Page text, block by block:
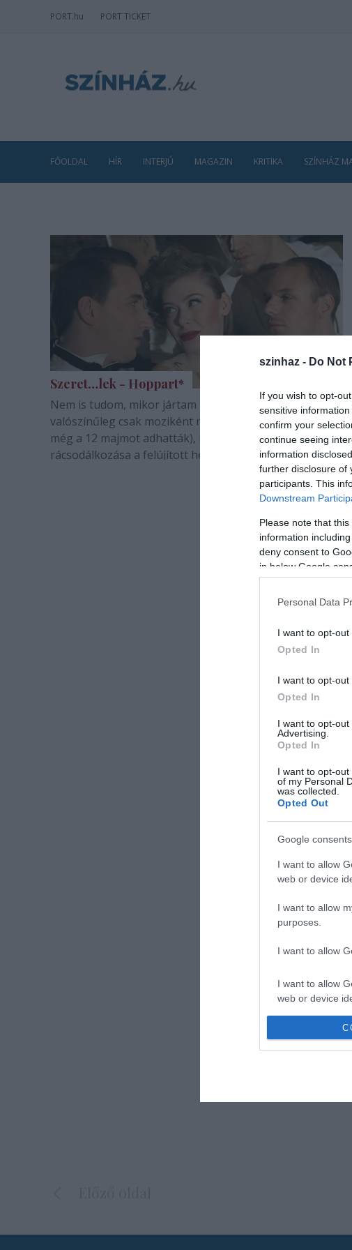
szinhaz - Do Not
If you wish to opt-
sensitive
confirm your
continue seeing
information
further disclosure of
participants. This
Downstream
Please note that
information
deny consent to
in below Google
Personal Data
I want to opt-
Opted In
I want to opt-
Opted In
I want to opt-
Advertising.
Opted In
I want to opt-
of my Personal
was collected.
Opted Out
Google consents
I want to allow
web or device
I want to allow
purposes.
I want to allow
I want to allow
web or device
I want to allow
or app.
I want to allow
I want to allow
PORT.hu PORT TICKET
FŐOLDAL HÍR INTERJÚ MAGAZIN KRITIKA SZÍNHÁZ
Szeret…lek - Hoppart*
Nem is tudom, mikor jártam utoljára az akkor még
valószínűleg csak moziként működő Szikrában (de kb
még a 12 majmot adhatták), így az első este
rácsodálkozása a felújított hely miatt volt. Az „alternatív
szórakoztató és kulturális központ” nagyon korrekt kis